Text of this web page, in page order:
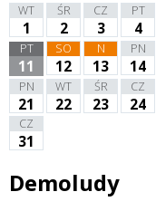
WT
1
ŚR
2
CZ
3
PT
4
PT
11
SO
12
N
13
PN
14
PN
21
WT
22
ŚR
23
CZ
24
CZ
31
Demoludy